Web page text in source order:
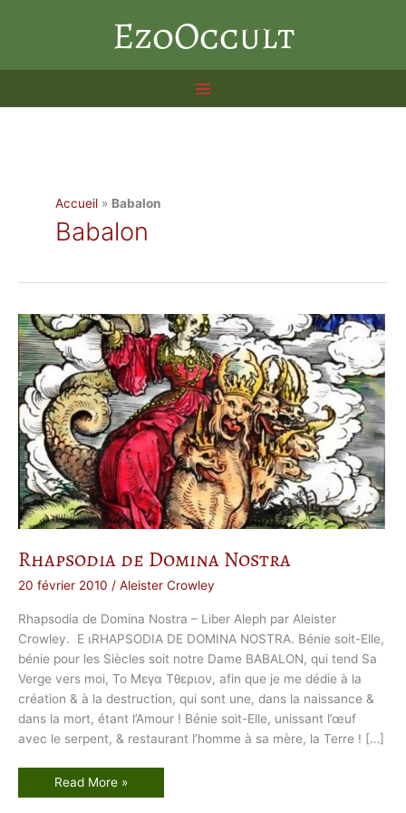
EzoOccult
Accueil » Babalon
Babalon
Rhapsodia de Domina Nostra
20 février 2010 / Aleister Crowley
Rhapsodia de Domina Nostra – Liber Aleph par Aleister
Crowley. Ε ιRHAPSODIA DE DOMINA NOSTRA. Bénie soit-Elle,
bénie pour les Siècles soit notre Dame BABALON, qui tend Sa
Verge vers moi, Το Μεγα Τθεριον, afin que je me dédie à la
création & à la destruction, qui sont une, dans la naissance &
dans la mort, étant l’Amour ! Bénie soit-Elle, unissant l’œuf
avec le serpent, & restaurant l’homme à sa mère, la Terre ! […]
R
Read More »